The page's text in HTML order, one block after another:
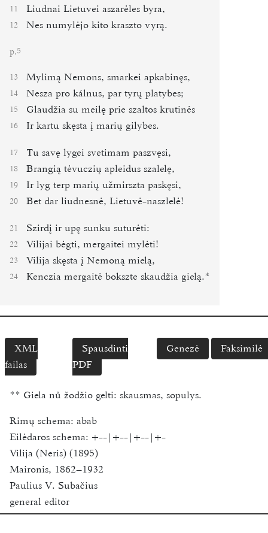
11 Liudnai Lietuvei aszarėles byra,
12 Nes numylėjo kito kraszto vyrą.
p.5
13 Mylimą Nemons, smarkei apkabinęs,
14 Nesza pro kálnus, par tyrų platybes;
15 Glaudžia su meilę prie szaltos krutinės
16 Ir kartu skęsta į marių gilybes.
17 Tu savę lygei svetimam paszvęsi,
18 Brangią tėvuczių apleidus szalelę,
19 Ir lyg terp marių užmirszta paskęsi,
20 Bet dar liudnesnė, Lietuvė-naszlelė!
21 Szirdį ir upę sunku suturėti:
22 Vilijai bėgti, mergaitei mylėti!
23 Vilija skęsta į Nemoną mielą,
24 Kenczia mergaitė bokszte skaudžia gielą.*
XML
failas
Spausdinti
PDF
Genezė Faksimilė
** Giela nů žodžio gelti: skausmas, sopulys.
Rimų schema: abab
Eilėdaros schema: +--|+--|+--|+-
Vilija (Neris) (1895)
Maironis, 1862–1932
Paulius V. Subačius
general editor
Funder:Research Council of Lithuania